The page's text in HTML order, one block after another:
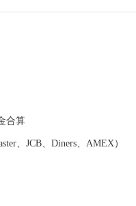
東関東自動車道 約２
ぜひ一度お越しくださ
ちらへ 鹿嶋市ふるさと納
日以降にご連絡いたしま
合算
、JCB、Diners、AMEX）